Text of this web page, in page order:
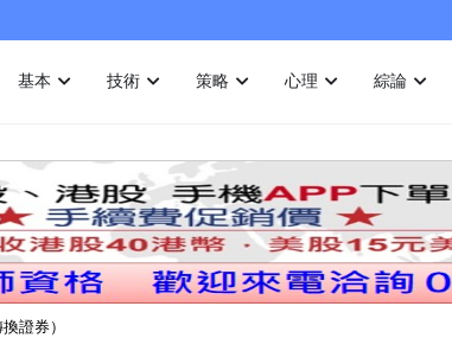
基本 技術 策略 心理 綜論
證券）